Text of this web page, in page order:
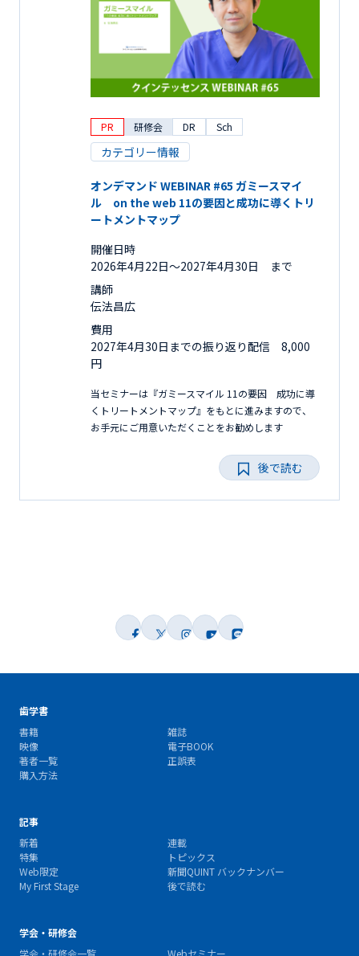
PR 研修会 DR Sch
カテゴリー情報
オンデマンド WEBINAR #65 ガミースマイ
ル on the web 11の要因と成功に導くトリ
ートメントマップ
開催日時
2026年4月22日〜2027年4月30日 まで
講師
伝法昌広
費用
2027年4月30日までの振り返り配信 8,000
円
当セミナーは『ガミースマイル 11の要因 成功に導
くトリートメントマップ』をもとに進みますので、
お手元にご用意いただくことをお勧めします
後で読む
歯学書
書籍
雑誌
映像
電子BOOK
著者一覧
正誤表
購入方法
記事
新着
連載
特集
トピックス
Web限定
新聞QUINT バックナンバー
My First Stage
後で読む
学会・研修会
学会・研修会一覧
Webセミナー